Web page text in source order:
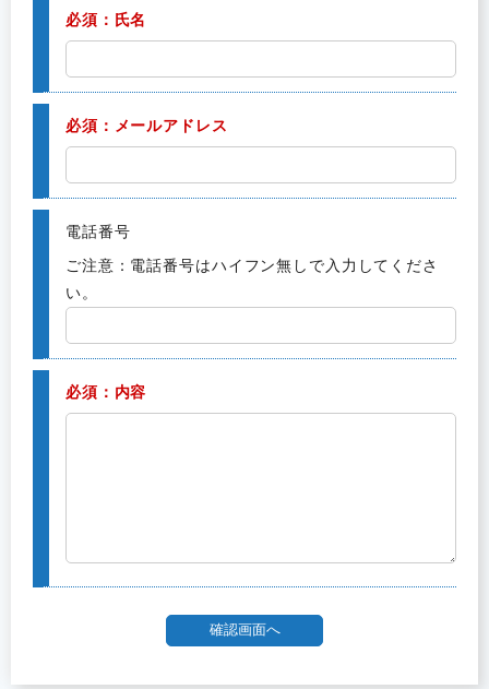
必須：氏名
必須：メールアドレス
電話番号
ご注意：電話番号はハイフン無しで入力してくださ
い。
必須：内容